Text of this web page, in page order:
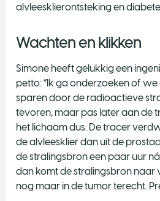
alvleesklierontsteking en
Wachten en klikken
Simone heeft gelukkig een
petto: “Ik ga onderzoeken of
sparen door de radioactieve
tevoren, maar pas later aan de
het lichaam dus. De tracer
de alvleesklier dan uit de
de stralingsbron een paar uur
dan komt de stralingsbron
nog maar in de tumor terecht.